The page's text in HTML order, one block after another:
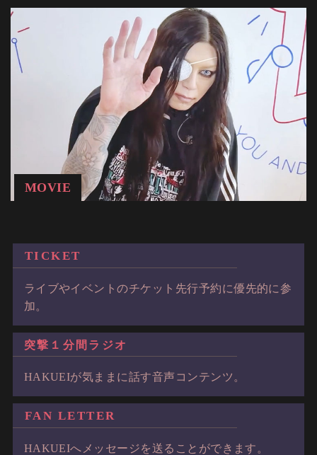
MOVIE
TICKET
ライブやイベントのチケット先行予約に優先的に参
加。
突撃１分間ラジオ
HAKUEIが気ままに話す音声コンテンツ。
FAN LETTER
HAKUEIへメッセージを送ることができます。